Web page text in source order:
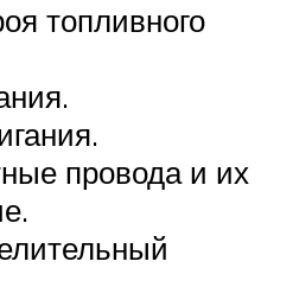
топливного
провода и их